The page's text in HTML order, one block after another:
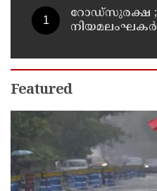
റോഡ്‌സുരക്ഷ ;
Featured